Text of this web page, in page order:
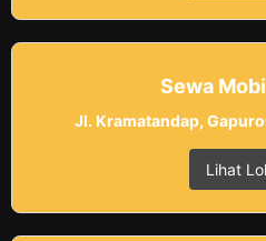
Sewa
Jl. Kramatandap,
Lihat